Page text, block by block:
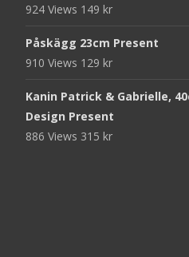
924 Views 149 kr
Påskägg 23cm Present
910 Views 129 kr
Kanin Patrick & Gabrielle,
Design Present
886 Views 315 kr